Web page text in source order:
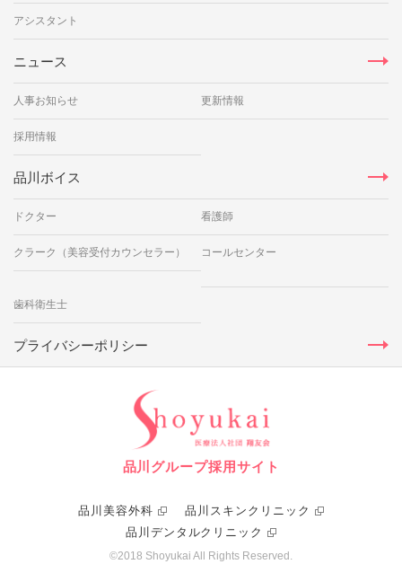
アシスタント
ニュース
人事お知らせ 更新情報
採用情報
品川ボイス
ドクター 看護師
クラーク（美容受付カウンセラー） コールセンター
歯科衛生士
プライバシーポリシー
品川グループ採用サイト
品川美容外科
品川スキンクリニック
品川デンタルクリニック
©2018 Shoyukai All Rights Reserved.